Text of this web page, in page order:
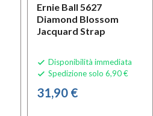
Ernie Ball 5627
Diamond Blossom
Jacquard Strap
 Disponibilità immediata
 Spedizione solo 6,90 €
31,90 €